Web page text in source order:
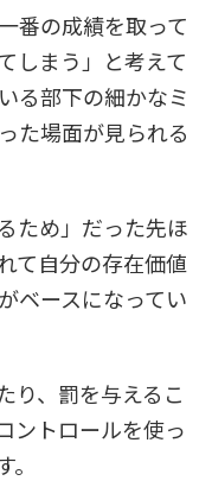
番の成績を取って
しまう」と考えて
る部下の細かなミ
た場面が見られる
ため」だった先ほ
て自分の存在価値
ベースになってい
り、罰を与えるこ
ントロールを使っ